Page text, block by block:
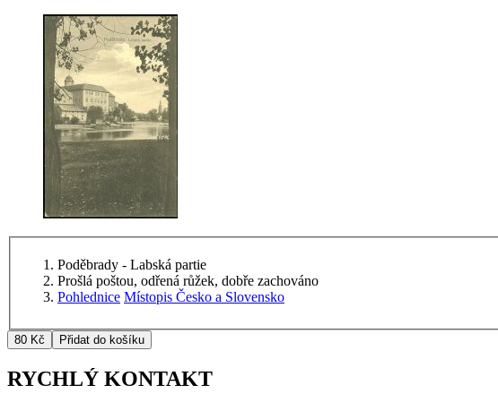
Poděbrady - Labská partie
Prošlá poštou, odřená růžek, dobře zachováno
Pohlednice Místopis Česko a Slovensko
RYCHLÝ KONTAKT